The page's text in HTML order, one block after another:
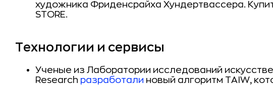
художника Фриденсрайха Хундертвассера.
STORE.
Технологии и сервисы
Ученые из Лаборатории исследований
Research разработали новый алгоритм TAIW,